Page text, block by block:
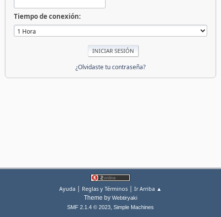
Tiempo de conexión:
¿Olvidaste tu contraseña?
Ayuda | Reglas y Términos | Ir Arriba ▲
Theme by Webtiryaki
SMF 2.1.4 © 2023, Simple Machines